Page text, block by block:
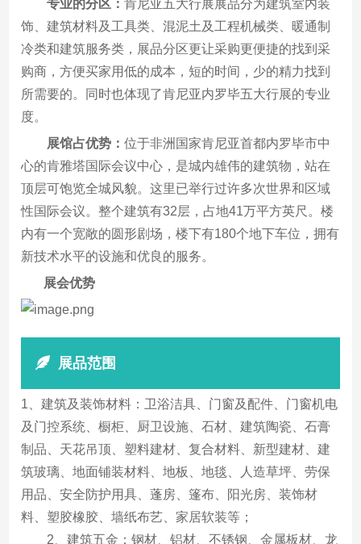
专业的分区：肯尼亚五大行展展品分为建筑室内装
饰、建筑材料及工具类、混泥土及工程机械类、暖通制
冷类和建筑服务类，展品分区更让采购更便捷的找到采
购商，方便买家用低的成本，短的时间，少的精力找到
所需要的。同时也体现了肯尼亚内罗毕五大行展的专业
度。
展馆占优势：位于非洲国家肯尼亚首都内罗毕市中
心的肯雅塔国际会议中心，是城内雄伟的建筑物，站在
顶层可饱览全城风貌。这里已举行过许多次世界和区域
性国际会议。整个建筑有32层，占地41万平方英尺。楼
内有一个宽敞的圆形剧场，楼下有180个地下车位，拥有
新技术水平的设施和优良的服务。
展会优势
展品范围
1、建筑及装饰材料：卫浴洁具、门窗及配件、门窗机电
及门控系统、橱柜、厨卫设施、石材、建筑陶瓷、石膏
制品、天花吊顶、塑料建材、复合材料、新型建材、建
筑玻璃、地面铺装材料、地板、地毯、人造草坪、劳保
用品、安全防护用具、蓬房、篷布、阳光房、装饰材
料、塑胶橡胶、墙纸布艺、家居软装等；
2、建筑五金：钢材、铝材、不锈钢、金属板材、龙